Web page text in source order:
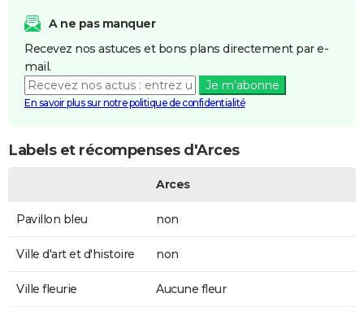
A ne pas manquer
Recevez nos astuces et bons plans directement par e-
mail.
Je m'abonne
En savoir plus sur notre politique de confidentialité
Labels et récompenses d'Arces
Arces
Pavillon bleu non
Ville d'art et d'histoire non
Ville fleurie Aucune fleur